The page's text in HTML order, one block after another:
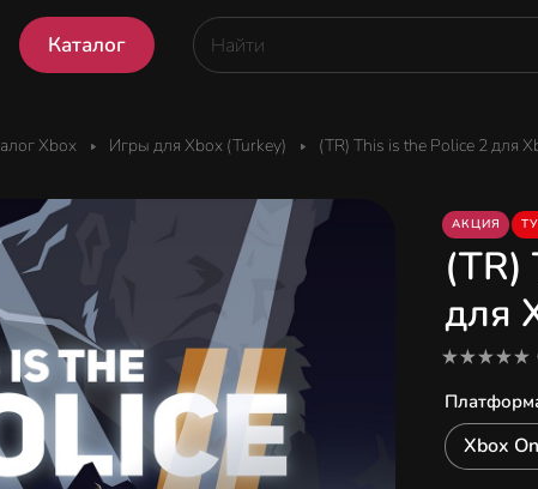
Каталог
Xbox Игры для Xbox (Turkey) (TR) This is the Police 2 для
АКЦИЯ
(TR)
для
Xbox